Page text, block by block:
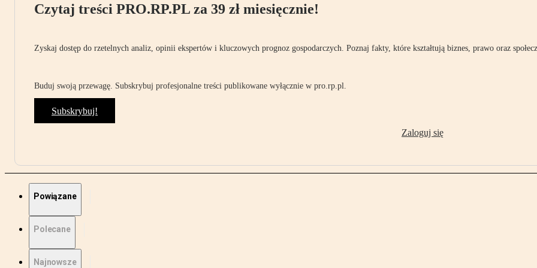
Czytaj treści PRO.RP.PL za 39 zł miesięcznie!
Zyskaj dostęp do rzetelnych analiz, opinii ekspertów i kluczowych prognoz gospodarczych. Poznaj fakty, które kształtują biznes, prawo oraz
Buduj swoją przewagę. Subskrybuj profesjonalne treści publikowane wyłącznie w pro.rp.pl.
Subskrybuj!
Zaloguj się
Powiązane
Polecane
Najnowsze